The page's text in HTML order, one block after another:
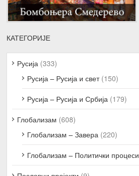
КАТЕГОРИЈЕ
Русија (333)
Русија – Русија и свет(150)
Русија – Русија и Србија (179)
Глобализам (608)
Глобализам – Завера (220)
Глобализам – Политички процеси